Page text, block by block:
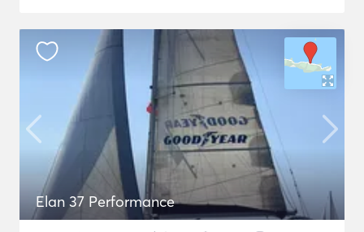
Elan 37 Performance